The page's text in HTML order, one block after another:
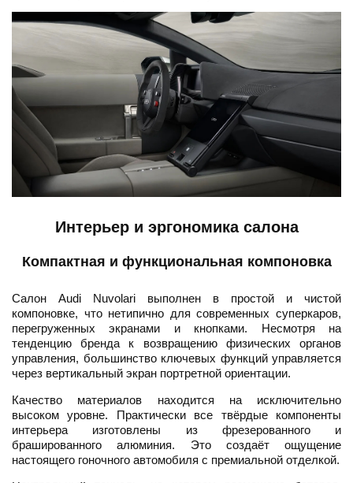
Интерьер и эргономика салона
Компактная и функциональная компоновка
Салон Audi Nuvolari выполнен в простой и чистой
компоновке, что нетипично для современных суперкаров,
перегруженных экранами и кнопками. Несмотря на
тенденцию бренда к возвращению физических органов
управления, большинство ключевых функций управляется
через вертикальный экран портретной ориентации.
Качество материалов находится на исключительно
высоком уровне. Практически все твёрдые компоненты
интерьера изготовлены из фрезерованного и
брашированного алюминия. Это создаёт ощущение
настоящего гоночного автомобиля с премиальной отделкой.